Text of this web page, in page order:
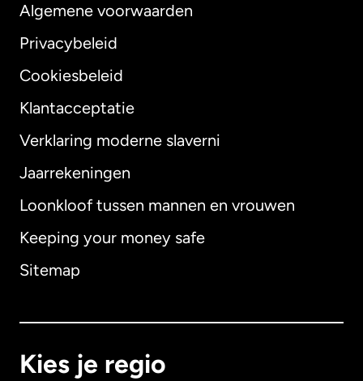
Algemene voorwaarden
Privacybeleid
Cookiesbeleid
Klantacceptatie
Verklaring moderne slaverni
Jaarrekeningen
Loonkloof tussen mannen en vrouwen
Keeping your money safe
Sitemap
Kies je regio
Internationaal English
Australië